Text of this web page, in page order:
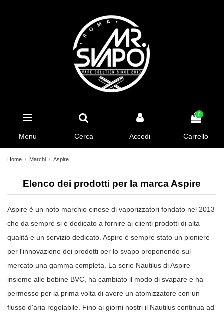
Menu Cerca Accedi
0
Carrello
Home Marchi Aspire
Elenco dei prodotti per la marca Aspire
Aspire è un noto marchio cinese di vaporizzatori fondato nel 2013
che da sempre si è dedicato a fornire ai clienti prodotti di alta
qualità e un servizio dedicato. Aspire è sempre stato un pioniere
per l'innovazione dei prodotti per lo svapo proponendo sul
mercato una gamma completa. La serie Nautilus di Aspire
insieme alle bobine BVC, ha cambiato il modo di svapare e ha
permesso per la prima volta di avere un atomizzatore con un
flusso d'aria regolabile. Fino ai giorni nostri il Nautilus continua ad